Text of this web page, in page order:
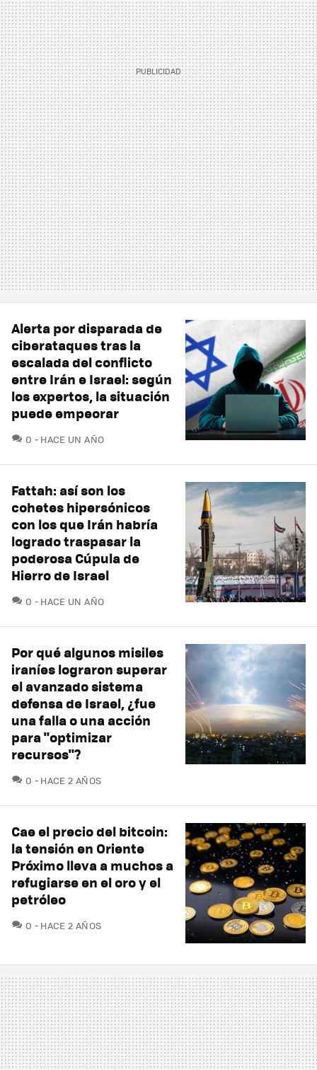
Alerta por disparada de
ciberataques tras la
escalada del conflicto
entre Irán e Israel: según
los expertos, la situación
puede empeorar
0 COMENTARIOS
HACE UN AÑO
Fattah: así son los
cohetes hipersónicos
con los que Irán habría
logrado traspasar la
poderosa Cúpula de
Hierro de Israel
0 COMENTARIOS
HACE UN AÑO
Por qué algunos misiles
iraníes lograron superar
el avanzado sistema
defensa de Israel, ¿fue
una falla o una acción
para "optimizar
recursos"?
0 COMENTARIOS
HACE 2 AÑOS
Cae el precio del bitcoin:
la tensión en Oriente
Próximo lleva a muchos a
refugiarse en el oro y el
petróleo
0 COMENTARIOS
HACE 2 AÑOS